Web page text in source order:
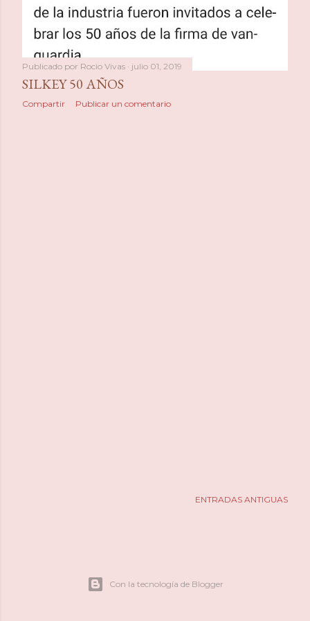
Publicado por Rocio Vivas julio 01, 2019
SILKEY 50 AÑOS
Compartir Publicar un comentario
ENTRADAS ANTIGUAS
Con la tecnología de Blogger